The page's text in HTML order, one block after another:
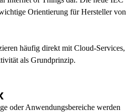
Orientierung für Hersteller von
häufig direkt mit Cloud-Services,
als Grundprinzip.
oder Anwendungsbereiche werden